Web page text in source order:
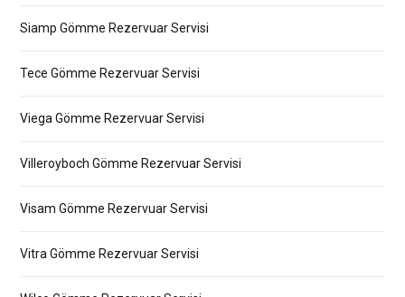
Siamp Gömme Rezervuar Servisi
Tece Gömme Rezervuar Servisi
Viega Gömme Rezervuar Servisi
Villeroyboch Gömme Rezervuar Servisi
Visam Gömme Rezervuar Servisi
Vitra Gömme Rezervuar Servisi